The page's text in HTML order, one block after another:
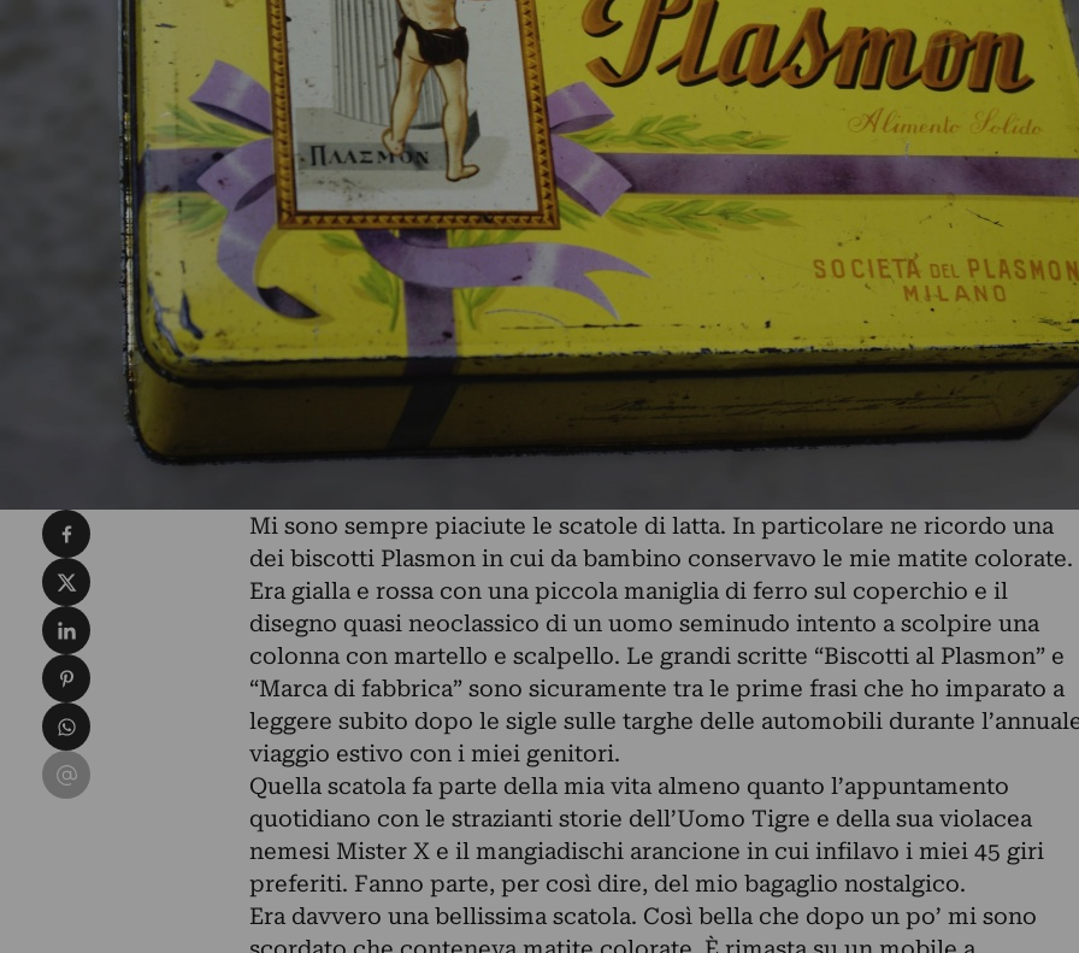
Mi sono sempre piaciute le scatole di latta. In particolare ne ricordo una
dei biscotti Plasmon in cui da bambino conservavo le mie matite colorate.
Era gialla e rossa con una piccola maniglia di ferro sul coperchio e il
disegno quasi neoclassico di un uomo seminudo intento a scolpire una
colonna con martello e scalpello. Le grandi scritte “Biscotti al Plasmon” e
“Marca di fabbrica” sono sicuramente tra le prime frasi che ho imparato a
leggere subito dopo le sigle sulle targhe delle automobili durante
viaggio estivo con i miei genitori.
Quella scatola fa parte della mia vita almeno quanto l’appuntamento
quotidiano con le strazianti storie dell’Uomo Tigre e della sua violacea
nemesi Mister X e il mangiadischi arancione in cui infilavo i miei 45 giri
preferiti. Fanno parte, per così dire, del mio bagaglio nostalgico.
Era davvero una bellissima scatola. Così bella che dopo un po’ mi sono
Condividi su Facebook
Condividi su X
Condividi su LinkedIn
Condividi su Pinterest
Condividi su WhatsApp
Condividi su Email